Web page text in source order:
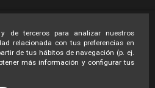
de terceros para analizar nuestros
relacionada con tus preferencias en
de tus hábitos de navegación (p. ej.
más información y configurar tus